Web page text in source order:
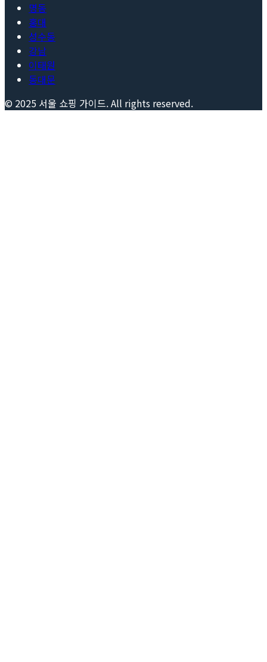
명동
홍대
성수동
강남
이태원
동대문
© 2025 서울 쇼핑 가이드. All rights reserved.